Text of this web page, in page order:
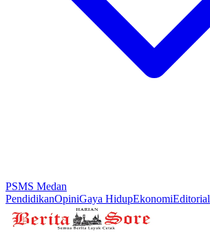
PSMS Medan
PendidikanOpiniGaya HidupEkonomiEditorial